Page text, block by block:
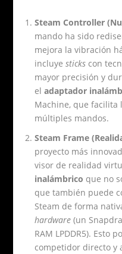
Steam Controller
mando ha sido
mejora la vibración
incluyesticks con
mayor precisión y
eladaptador
Machine, que facilita
múltiples mandos.
Steam Frame
proyecto más
visor de realidad
inalámbrico que no
que también puede
Steam de forma
hardware (un
RAM LPDDR5). Esto
competidor directo y